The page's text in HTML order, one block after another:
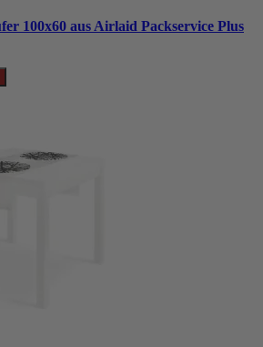
100x60 aus Airlaid Packservice Plus